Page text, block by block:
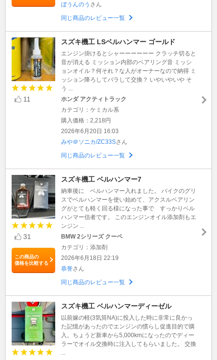
ぼうんのう さん
同じ商品のレビュー一覧
11
スズキ機工 LSベルハンマー ゴールド
エンジン掛けるとシャーーーーーー クラッチ切ると
音が消える ミッション内部のベアリング音 ミッシ
ョンオイル？何それ？な人がオーナーなので納得 ミ
ッション降ろしてバラして交換？ いやいやいや そ
う ...
ホンダ アクティトラック
カテゴリ：ケミカル系
購入価格：2,218円
2026年6月20日 16:03
みや＠ソニカ/ZC33Sさん
同じ商品のレビュー一覧
31
この商品の
価格を比較する
スズキ機工 ベルハンマー7
納車後に ベルハンマー入れました。 バイクのグリ
スでベルハンマーを使い始めて、アクスルベアリン
グがとても軽く回る様になった事で すっかりベル
ハンマー信者です。 このエンジンオイル添加剤もエ
ンジン ...
BMW 2シリーズ クーペ
カテゴリ：添加剤
2026年6月18日 22:19
恭誉さん
同じ商品のレビュー一覧
スズキ機工 ベルハンマーディーゼル
以前嫁の軽(3気筒NA)に投入した時に非常に良かっ
た記憶があったのでエンジンの慣らし促進目的で購
入。ちょうど新車から5,000kmになったのでディー
ラーでオイル交換時に注入してもらいました。 交換